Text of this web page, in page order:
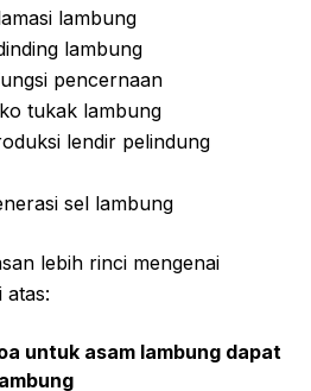
lambung
lambung
pencernaan
tukak lambung
lendir pelindung
sel lambung
lebih rinci mengenai
atas:
untuk asam lambung dapat